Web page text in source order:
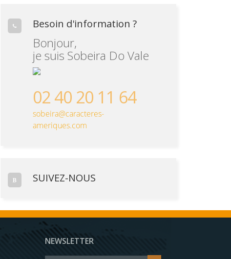
Besoin d'information ?
Bonjour,
je suis Sobeira Do Vale
02 40 20 11 64
sobeira@caracteres-
ameriques.com
SUIVEZ-NOUS
NEWSLETTER